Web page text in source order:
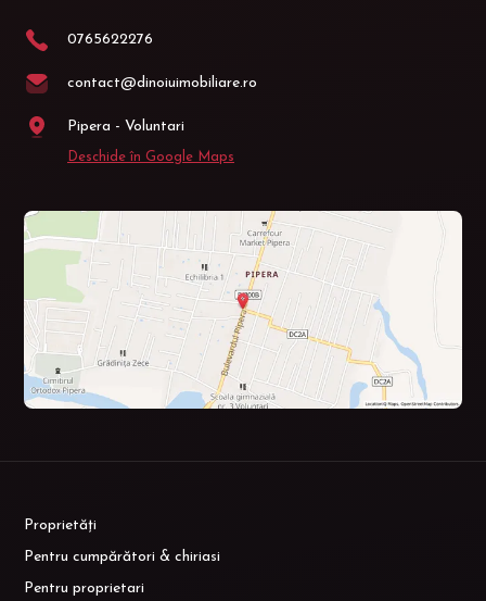
0765622276
contact@dinoiuimobiliare.ro
Pipera - Voluntari
Deschide în Google Maps
Proprietăți
Pentru cumpărători & chiriasi
Pentru proprietari